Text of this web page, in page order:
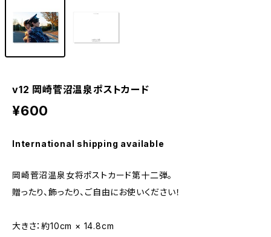
v12 岡崎菅沼温泉ポストカード
¥600
International shipping available
岡崎菅沼温泉女将ポストカード第十二弾。
贈ったり、飾ったり、ご自由にお使いください！
大きさ：約10cm × 14.8cm